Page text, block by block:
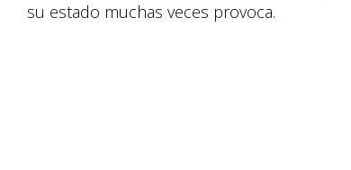
su estado muchas veces provoca.